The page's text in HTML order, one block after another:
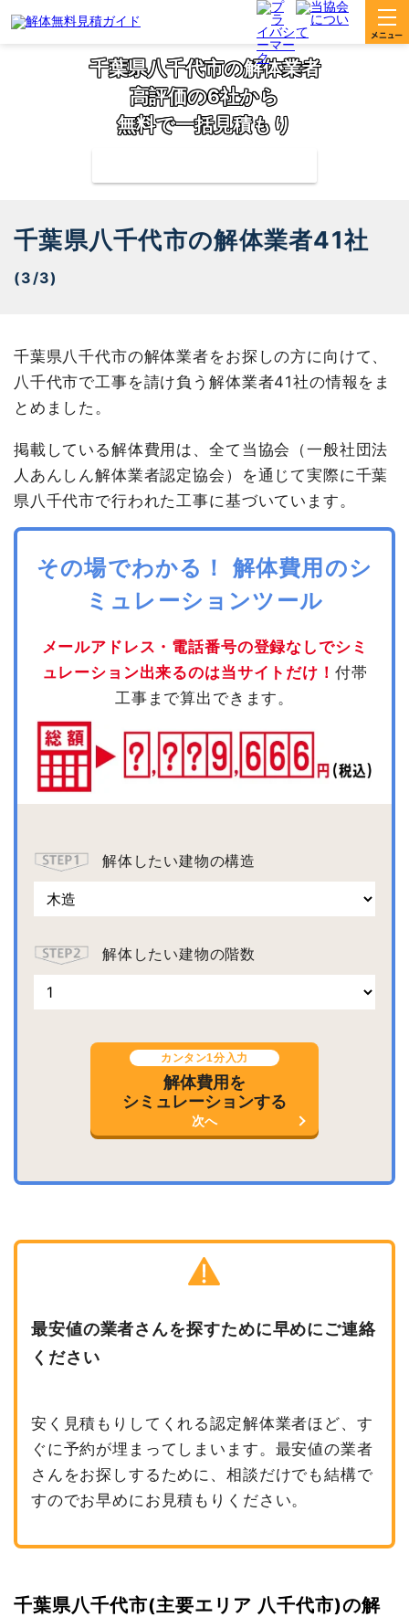
千葉県八千代市の解体業者
高評価の6社から
無料で一括見積もり
千葉県八千代市の解体業者41社
(3/3)
千葉県八千代市の解体業者をお探しの方に向けて、
八千代市で工事を請け負う解体業者41社の情報をま
とめました。
掲載している解体費用は、全て当協会（一般社団法
人あんしん解体業者認定協会）を通じて実際に千葉
県八千代市で行われた工事に基づいています。
その場でわかる！ 解体費用のシ
ミュレーションツール
メールアドレス・電話番号の登録なしでシミ
ュレーション出来るのは当サイトだけ！ 付帯
工事まで算出できます。
解体したい建物の構造
解体したい建物の階数
カンタン1分入力
解体費用を
シミュレーションする
次へ
最安値の業者さんを探すために早めにご連絡
ください
安く見積もりしてくれる認定解体業者ほど、す
ぐに予約が埋まってしまいます。最安値の業者
さんをお探しするために、相談だけでも結構で
すのでお早めにお見積もりください。
千葉県八千代市(主要エリア 八千代市)の解